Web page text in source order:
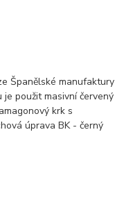
Španělské manufaktury
použit masivní červený
krk s
úprava BK - černý